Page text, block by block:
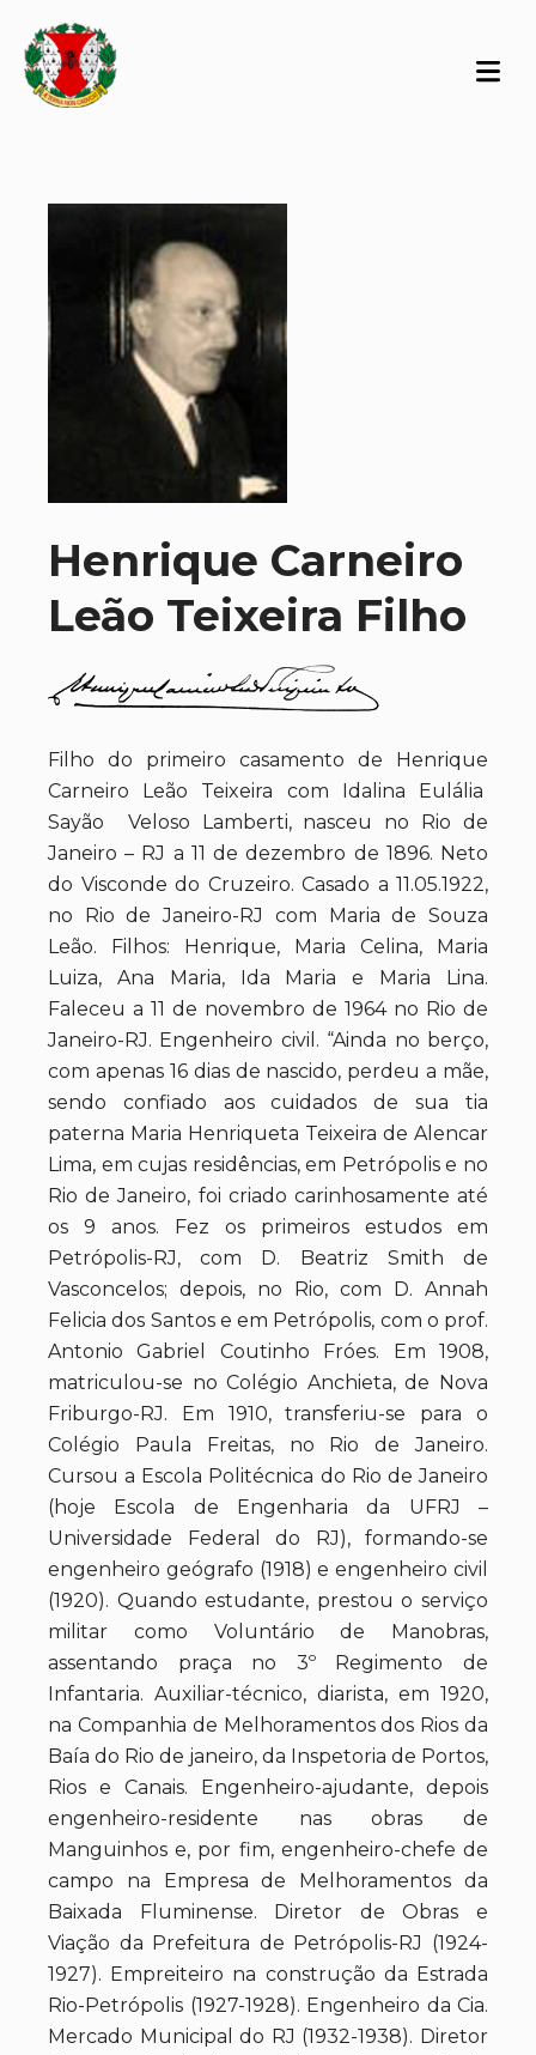
Henrique Carneiro
Leão Teixeira Filho
Filho do primeiro casamento de Henrique
Carneiro Leão Teixeira com Idalina Eulália
Sayão Veloso Lamberti, nasceu no Rio de
Janeiro – RJ a 11 de dezembro de 1896. Neto
do Visconde do Cruzeiro. Casado a 11.05.1922,
no Rio de Janeiro-RJ com Maria de Souza
Leão. Filhos: Henrique, Maria Celina, Maria
Luiza, Ana Maria, Ida Maria e Maria Lina.
Faleceu a 11 de novembro de 1964 no Rio de
Janeiro-RJ. Engenheiro civil. “Ainda no berço,
com apenas 16 dias de nascido, perdeu a mãe,
sendo confiado aos cuidados de sua tia
paterna Maria Henriqueta Teixeira de Alencar
Lima, em cujas residências, em Petrópolis e no
Rio de Janeiro, foi criado carinhosamente até
os 9 anos. Fez os primeiros estudos em
Petrópolis-RJ, com D. Beatriz Smith de
Vasconcelos; depois, no Rio, com D. Annah
Felicia dos Santos e em Petrópolis, com o prof.
Antonio Gabriel Coutinho Fróes. Em 1908,
matriculou-se no Colégio Anchieta, de Nova
Friburgo-RJ. Em 1910, transferiu-se para o
Colégio Paula Freitas, no Rio de Janeiro.
Cursou a Escola Politécnica do Rio de Janeiro
(hoje Escola de Engenharia da UFRJ –
Universidade Federal do RJ), formando-se
engenheiro geógrafo (1918) e engenheiro civil
(1920). Quando estudante, prestou o serviço
militar como Voluntário de Manobras,
assentando praça no 3º Regimento de
Infantaria. Auxiliar-técnico, diarista, em 1920,
na Companhia de Melhoramentos dos Rios da
Baía do Rio de janeiro, da Inspetoria de Portos,
Rios e Canais. Engenheiro-ajudante, depois
engenheiro-residente nas obras de
Manguinhos e, por fim, engenheiro-chefe de
campo na Empresa de Melhoramentos da
Baixada Fluminense. Diretor de Obras e
Viação da Prefeitura de Petrópolis-RJ (1924-
1927). Empreiteiro na construção da Estrada
Rio-Petrópolis (1927-1928). Engenheiro da Cia.
Mercado Municipal do RJ (1932-1938). Diretor